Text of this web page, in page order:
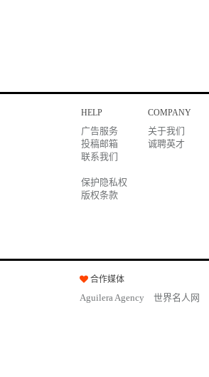
HELP
广告服务
投稿邮箱
联系我们
保护隐私权
版权条款
COMPANY
关于我们
诚聘英才
合作媒体
Aguilera Agency 世界名人网